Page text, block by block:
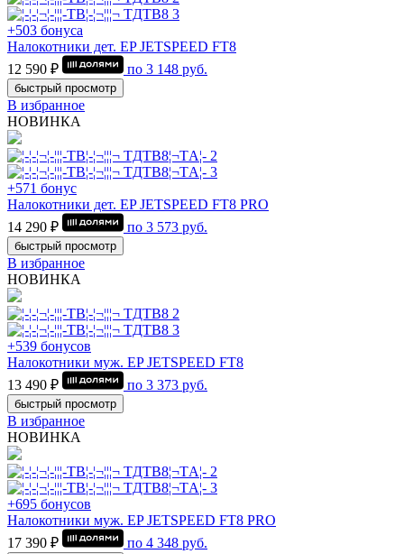
+503 бонуса
Налокотники дет. EP JETSPEED FT8
12 590 ₽
по 3 148 руб.
быстрый просмотр
В избранное
НОВИНКА
+571 бонус
Налокотники дет. EP JETSPEED FT8 PRO
14 290 ₽
по 3 573 руб.
быстрый просмотр
В избранное
НОВИНКА
+539 бонусов
Налокотники муж. EP JETSPEED FT8
13 490 ₽
по 3 373 руб.
быстрый просмотр
В избранное
НОВИНКА
+695 бонусов
Налокотники муж. EP JETSPEED FT8 PRO
17 390 ₽
по 4 348 руб.